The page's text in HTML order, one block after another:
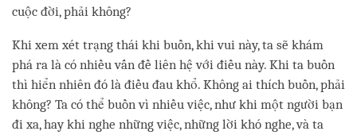
cuộc đời, phải không?
Khi xem xét trạng thái khi buồn, khi vui này, ta sẽ khám
phá ra là có nhiều vấn đề liên hệ với điều này. Khi ta buồn
thì hiển nhiên đó là điều đau khổ. Không ai thích buồn, phải
không? Ta có thể buồn vì nhiều việc, như khi một người bạn
đi xa, hay khi nghe những việc, những lời khó nghe, và ta